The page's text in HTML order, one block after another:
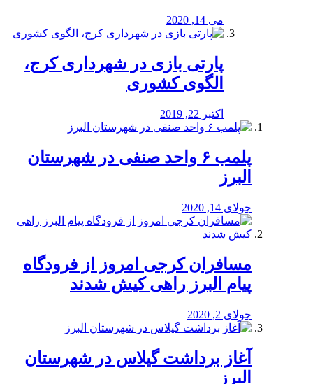
می 14, 2020
پارتی بازی در شهرداری کرج،
الگوی کشوری
اکتبر 22, 2019
پلمب ۶ واحد صنفی در شهرستان
البرز
جولای 14, 2020
مسافران کرجی امروز از فرودگاه
پیام البرز راهی کیش شدند
جولای 2, 2020
آغاز برداشت گیلاس در شهرستان
البرز